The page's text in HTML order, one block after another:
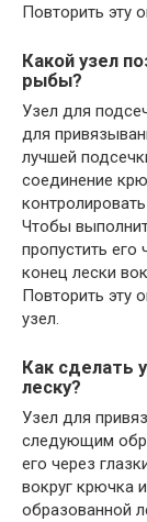
Повторить эту
Какой узел
рыбы?
Узел для
для
лучшей
соединение
Чтобы
пропустить его
конец лески
Повторить эту
узел.
Как сделать
леску?
Узел для
следующим
его через
вокруг крючка
образованной